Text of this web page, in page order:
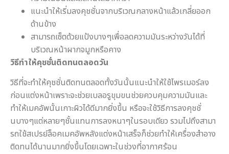
แนะนำให้เริ่มลงคุชชั่นจากบริเวณกลางหน้าแล้วเกลี่ยออก
ด้านข้าง
สามารถเซ็ตด้วยแป้งบางๆเพื่อลดความมันระหว่างวันได้ที่
บริเวณหน้าผากจมูกหรือคาง
วิธีทำให้คุชชั่นติดทนตลอดวัน
วิธีที่จะทำให้คุชชั่นติดทนตลอดทั้งวันนั้นแนะนำให้ใช้ไพรเมอร์ลง
ก่อนแต่งหน้าเพราะจะช่วยเบลอรูขุมขนช่วยควบคุมความมันและ
ทำให้เมคอัพนั้นเกาะผิวได้ดีมากยิ่งขึ้น หรือจะใช้วิธีการลงคุชชั่
นบางๆแต่หลายๆชั้นแทนการลงหนาๆในรอบเดียว รวมไปถึงสามา
รถใช้สเปรย์ล็อคเมคอัพหลังแต่งหน้าเสร็จก็ช่วยทำให้เครื่องสำอาง
ติดทนได้นานมากยิ่งขึ้นโดยเฉพาะในช่วงที่อากาศร้อน